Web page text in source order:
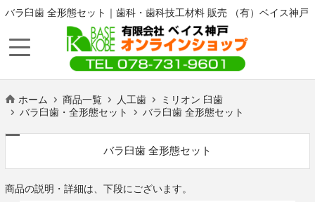
バラ臼歯 全形態セット｜歯科・歯科技工材料 販売 （有）ベイス神戸
ホーム 商品一覧 人工歯
ミリオン 臼歯
バラ臼歯・全形態セット
バラ臼歯 全形態セット
バラ臼歯 全形態セット
商品の説明・詳細は、下段にございます。